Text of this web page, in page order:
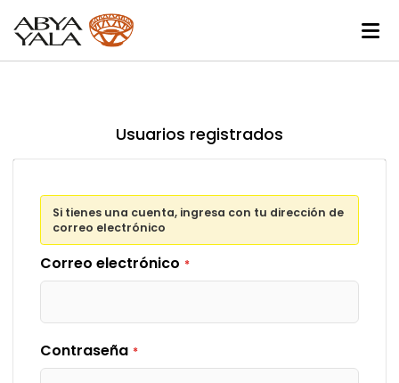
Usuarios registrados
Si tienes una cuenta, ingresa con tu dirección de
correo electrónico
Correo electrónico
Contraseña